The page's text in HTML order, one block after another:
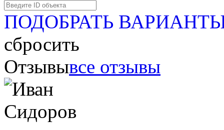
ПОДОБРАТЬ
сбросить
Отзывывсе отзывы